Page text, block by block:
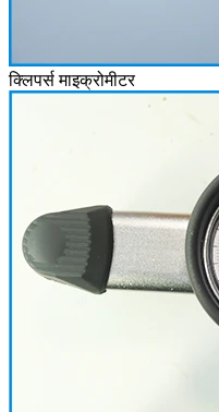
क्लिपर्स माइक्रोमीटर